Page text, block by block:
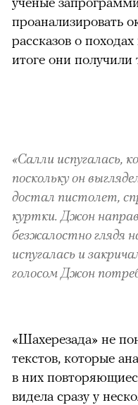
проанализировать
рассказов о
итоге они получили
«Салли испугалась,
поскольку он
достал пистолет,
куртки. Джон
безжалостно глядя
испугалась и
голосом Джон
«Шахерезада» не
текстов, которые
в них
видела сразу у